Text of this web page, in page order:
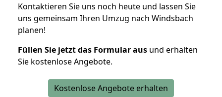
Kontaktieren Sie uns noch heute und lassen Sie
uns gemeinsam Ihren Umzug nach Windsbach
planen!
Füllen Sie jetzt das Formular aus und erhalten
Sie kostenlose Angebote.
Kostenlose Angebote erhalten